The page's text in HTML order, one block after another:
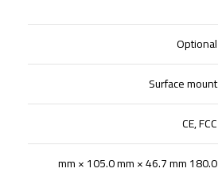
Optional
Surface mount
CE, FCC
180.0 mm × 105.0 mm × 46.7 mm